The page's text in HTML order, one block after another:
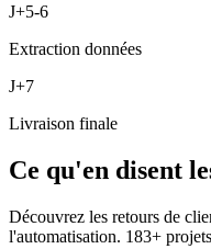
J+5-6
Extraction données
J+7
Livraison finale
Ce qu'en disent
Découvrez les retours de
l'automatisation. 183+